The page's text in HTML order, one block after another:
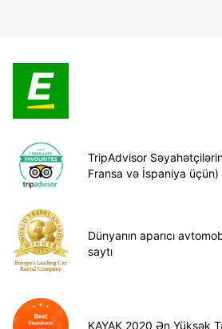
TripAdvisor
Fransa və İspaniya üçün)
Dünyanın aparıcı
saytı
KAYAK 2020 Ən Yüksək